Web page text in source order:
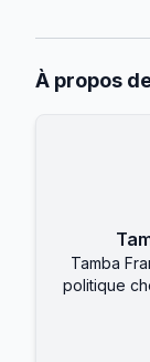
À propos
Tamba
politique